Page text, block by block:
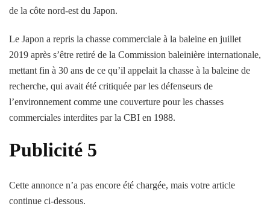
de la côte nord-est du Japon.
Le Japon a repris la chasse commerciale à la baleine en juillet
2019 après s’être retiré de la Commission baleinière internationale,
mettant fin à 30 ans de ce qu’il appelait la chasse à la baleine de
recherche, qui avait été critiquée par les défenseurs de
l’environnement comme une couverture pour les chasses
commerciales interdites par la CBI en 1988.
Publicité 5
Cette annonce n’a pas encore été chargée, mais votre article
continue ci-dessous.